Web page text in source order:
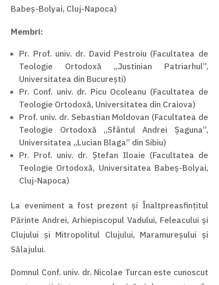
Babeș-Bolyai, Cluj-Napoca)
Membri:
Pr. Prof. univ. dr. David Pestroiu (Facultatea de
Teologie Ortodoxă „Justinian Patriarhul”,
Universitatea din București)
Pr. Conf. univ. dr. Picu Ocoleanu (Facultatea de
Teologie Ortodoxă, Universitatea din Craiova)
Prof. univ. dr. Sebastian Moldovan (Facultatea de
Teologie Ortodoxă „Sfântul Andrei Șaguna”,
Universitatea „Lucian Blaga” din Sibiu)
Pr. Prof. univ. dr. Ștefan Iloaie (Facultatea de
Teologie Ortodoxă, Universitatea Babeș-Bolyai,
Cluj-Napoca)
La eveniment a fost prezent și Înaltpreasfințitul
Părinte Andrei, Arhiepiscopul Vadului, Feleacului și
Clujului și Mitropolitul Clujului, Maramureșului și
Sălajului.
Domnul Conf. univ. dr. Nicolae Turcan este cunoscut